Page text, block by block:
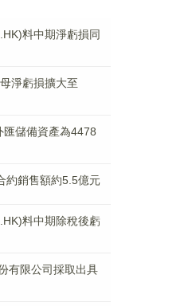
料中期淨虧損同
淨虧損擴大至
儲備資產為4478
約銷售額約5.5億元
料中期除稅後虧
有限公司採取出具